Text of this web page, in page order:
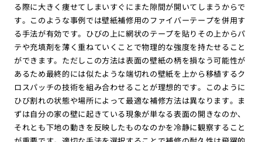
る際に大きく痩せてしまいすぐにまた隙間が開いてしまうからで
す。このような事例では壁紙補修用のファイバーテープを併用す
る手法が有効です。ひびの上に網状のテープを貼りその上からパ
テや充填剤を薄く重ねていくことで物理的な強度を持たせること
ができます。ただしこの方法は表面の壁紙の柄を損なう可能性が
あるため最終的には似たような端切れの壁紙を上から移植するク
ロスパッチの技術を組み合わせることが理想的です。このように
ひび割れの状態や場所によって最適な補修方法は異なります。ま
ずは自分の家の壁に起きている現象が単なる表面の開きなのか、
それとも下地の動きを反映したものなのかを冷静に観察すること